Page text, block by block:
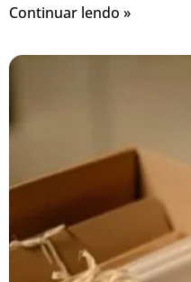
Continuar lendo »